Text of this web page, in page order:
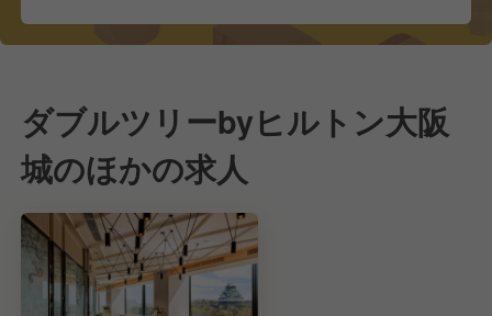
ダブルツリーbyヒルトン大阪
城のほかの求人